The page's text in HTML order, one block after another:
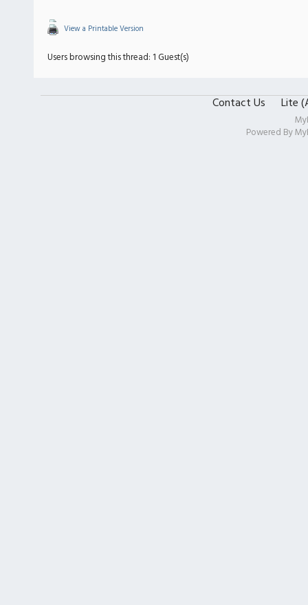
View a Printable Version
Users browsing this thread: 1 Guest(s)
Contact Us Lite
Powered By